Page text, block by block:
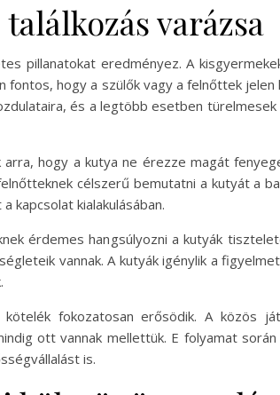
varázsa
pillanatokat eredményez. A
fontos, hogy a szülők vagy a felnőttek
és a legtöbb esetben
hogy a kutya ne érezze magát
célszerű bemutatni a kutyát a
kapcsolat kialakulásában.
érdemes hangsúlyozni a kutyák
vannak. A kutyák igénylik a
fokozatosan erősödik. A közös
ott vannak mellettük. E folyamat
is.